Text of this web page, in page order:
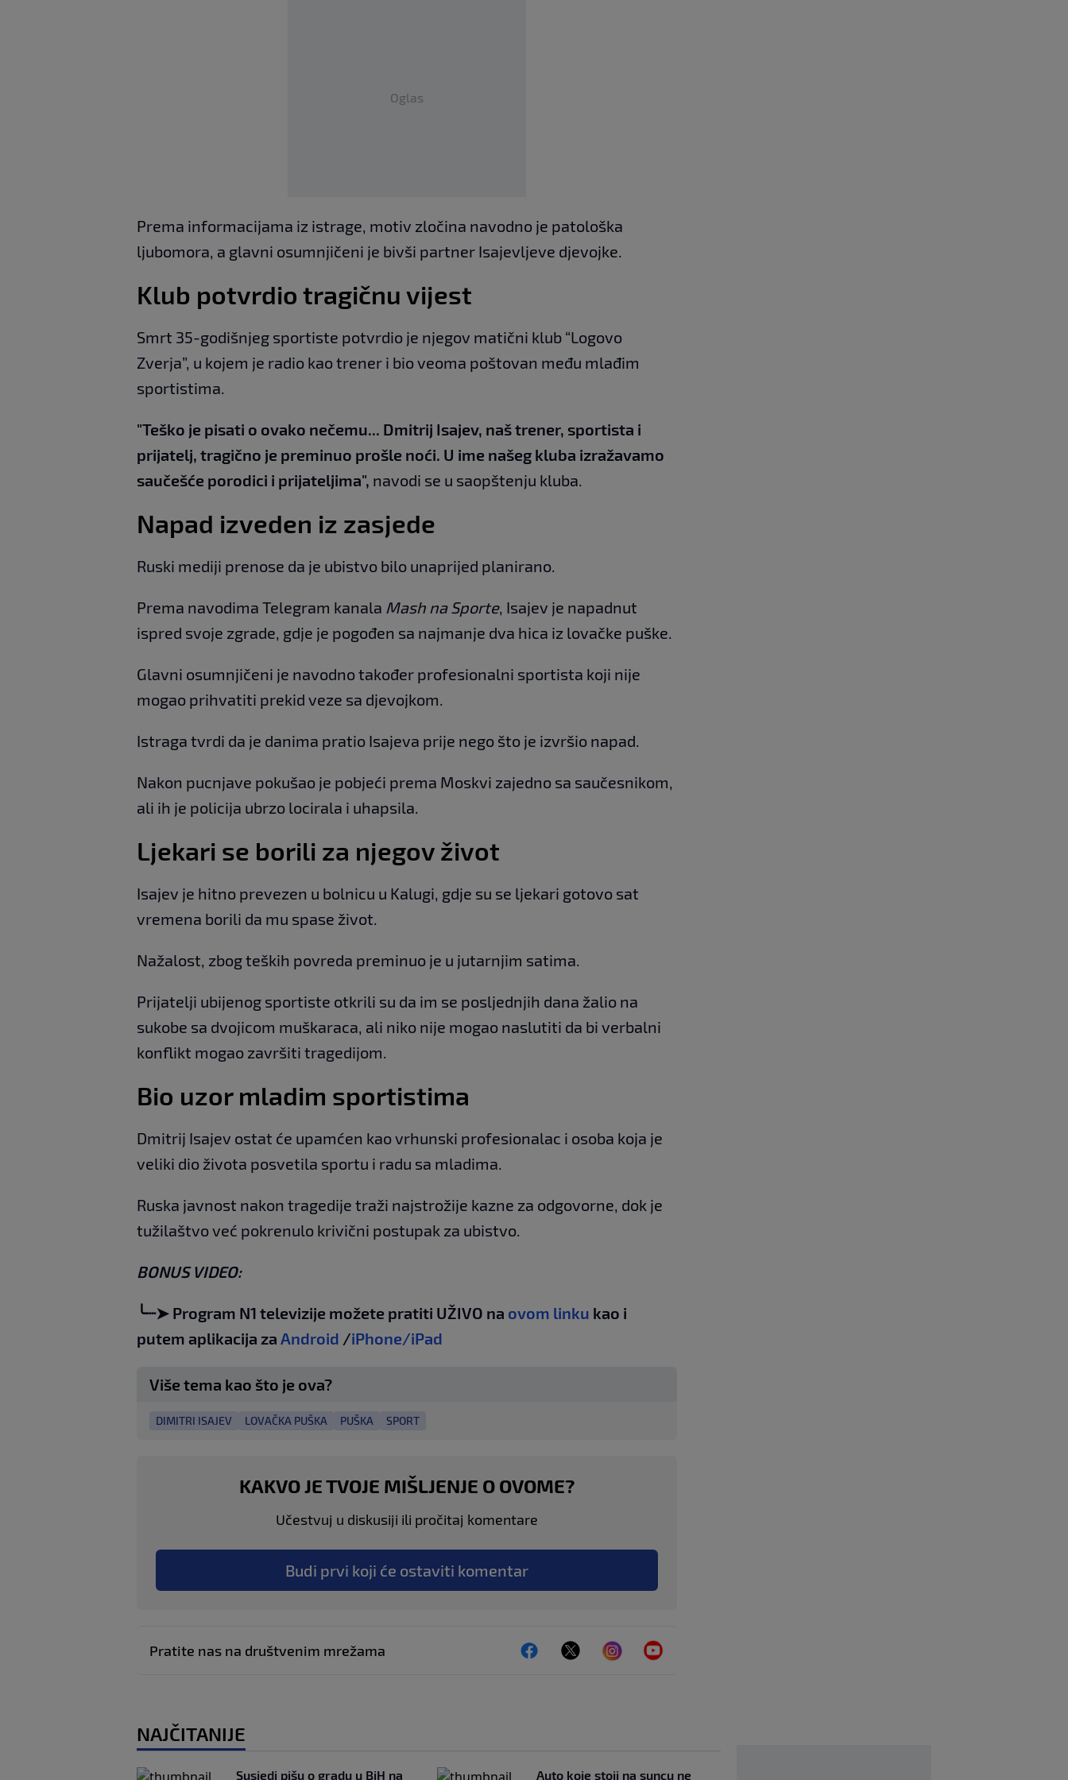
Oglas
Prema informacijama iz istrage, motiv zločina navodno je patološka
ljubomora, a glavni osumnjičeni je bivši partner Isajevljeve djevojke.
Klub potvrdio tragičnu vijest
Smrt 35-godišnjeg sportiste potvrdio je njegov matični klub “Logovo
Zverja”, u kojem je radio kao trener i bio veoma poštovan među mlađim
sportistima.
"Teško je pisati o ovako nečemu... Dmitrij Isajev, naš trener, sportista i
prijatelj, tragično je preminuo prošle noći. U ime našeg kluba izražavamo
saučešće porodici i prijateljima", navodi se u saopštenju kluba.
Napad izveden iz zasjede
Ruski mediji prenose da je ubistvo bilo unaprijed planirano.
Prema navodima Telegram kanala Mash na Sporte, Isajev je napadnut
ispred svoje zgrade, gdje je pogođen sa najmanje dva hica iz lovačke puške.
Glavni osumnjičeni je navodno također profesionalni sportista koji nije
mogao prihvatiti prekid veze sa djevojkom.
Istraga tvrdi da je danima pratio Isajeva prije nego što je izvršio napad.
Nakon pucnjave pokušao je pobjeći prema Moskvi zajedno sa saučesnikom,
ali ih je policija ubrzo locirala i uhapsila.
Ljekari se borili za njegov život
Isajev je hitno prevezen u bolnicu u Kalugi, gdje su se ljekari gotovo sat
vremena borili da mu spase život.
Nažalost, zbog teških povreda preminuo je u jutarnjim satima.
Prijatelji ubijenog sportiste otkrili su da im se posljednjih dana žalio na
sukobe sa dvojicom muškaraca, ali niko nije mogao naslutiti da bi verbalni
konflikt mogao završiti tragedijom.
Bio uzor mladim sportistima
Dmitrij Isajev ostat će upamćen kao vrhunski profesionalac i osoba koja je
veliki dio života posvetila sportu i radu sa mladima.
Ruska javnost nakon tragedije traži najstrožije kazne za odgovorne, dok je
tužilaštvo već pokrenulo krivični postupak za ubistvo.
BONUS VIDEO:
╰┈➤ Program N1 televizije možete pratiti UŽIVO na ovom linku kao i
putem aplikacija za Android /iPhone/iPad
Više tema kao što je ova?
DIMITRI ISAJEV LOVAČKA PUŠKA PUŠKA SPORT
KAKVO JE TVOJE MIŠLJENJE O OVOME?
Učestvuj u diskusiji ili pročitaj komentare
Budi prvi koji će ostaviti komentar
Pratite nas na društvenim mrežama
NAJČITANIJE
Susjedi pišu o gradu u BiH na Auto koje stoji na suncu ne